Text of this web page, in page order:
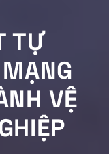
TỰ
VỆ